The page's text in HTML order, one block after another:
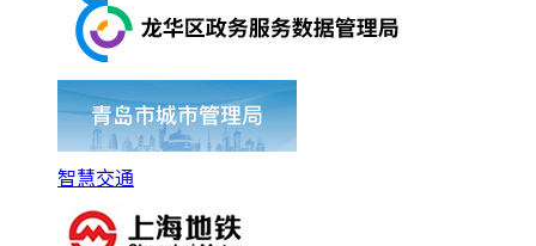
智慧交通